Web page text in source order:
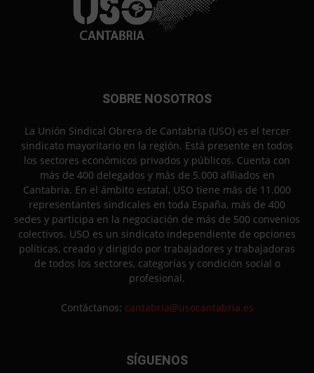
SOBRE NOSOTROS
La Unión Sindical Obrera de Cantabria (USO) es el tercer
sindicato mayoritario en la región. Está presente en todos
los sectores económicos privados y públicos. Cuenta con
más de 400 delegados y más de 5.000 afiliados en
Cantabria. En el ámbito estatal, USO tiene más de 11.000
representantes sindicales en toda España, más de 400
sedes y participa en la negociación de más de 500 convenios
colectivos. USO es un sindicato independiente de opciones
políticas, creado y dirigido por trabajadores y trabajadoras
de todos los sectores, categorías y condición social o
profesional.
Contáctanos: cantabria@usocantabria.es
SÍGUENOS